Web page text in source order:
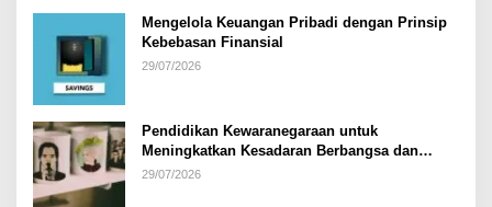
Mengelola Keuangan Pribadi dengan Prinsip
Kebebasan Finansial
29/07/2026
Pendidikan Kewaranegaraan untuk
Meningkatkan Kesadaran Berbangsa dan
Bernegara di…
29/07/2026